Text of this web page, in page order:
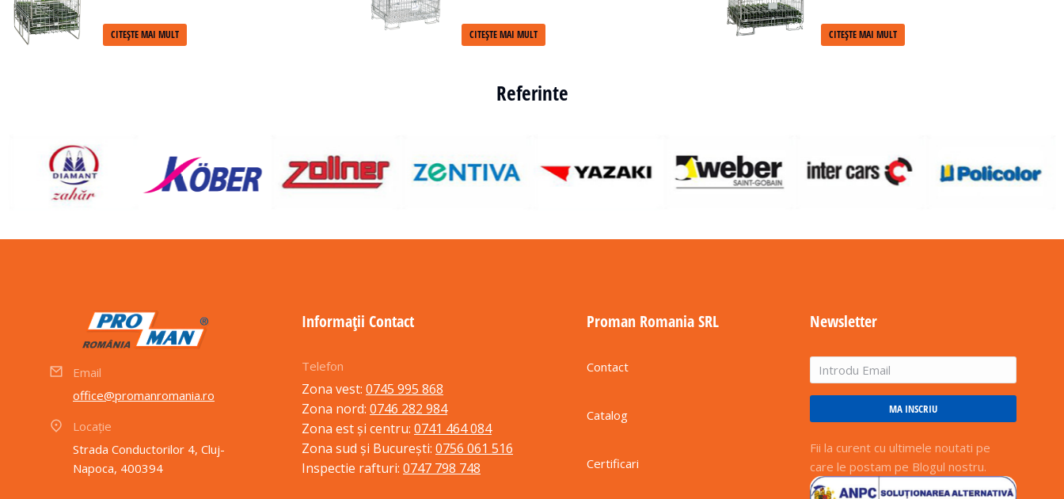
CITEȘTE MAI MULT CITEȘTE MAI MULT CITEȘTE MAI MULT
Referinte
Email
office@promanromania.ro
Locație
Strada Conductorilor 4, Cluj-
Napoca, 400394
Informații Contact
Telefon
Zona vest: 0745 995 868
Zona nord: 0746 282 984
Zona est și centru: 0741 464 084
Zona sud și București: 0756 061 516
Inspectie rafturi: 0747 798 748
Proman Romania SRL
Contact
Catalog
Certificari
Newsletter
MA INSCRIU
Fii la curent cu ultimele noutati pe
care le postam pe Blogul nostru.